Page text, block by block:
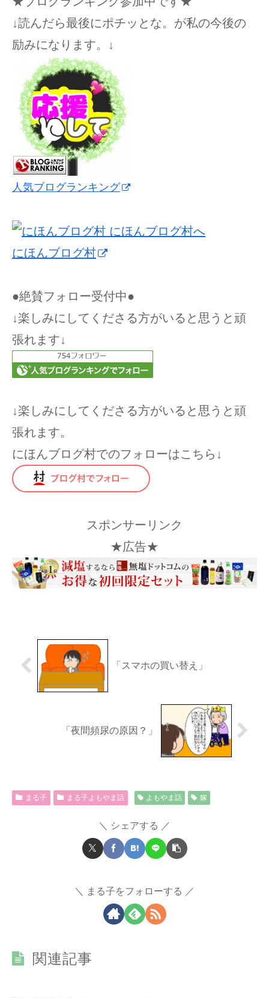
↓読んだら最後にポチッとな。が私の今後の
励みになります。↓
人気ブログランキング
にほんブログ村
●絶賛フォロー受付中●
↓楽しみにしてくださる方がいると思うと頑
張れます↓
↓楽しみにしてくださる方がいると思うと頑
張れます。
にほんブログ村でのフォローはこちら↓
スポンサーリンク
★広告★
「スマホの買い替え」
「夜間頻尿の原因？」
まる子 まる子よもやま話 よもやま話 嫁
シェアする
まる子をフォローする
関連記事